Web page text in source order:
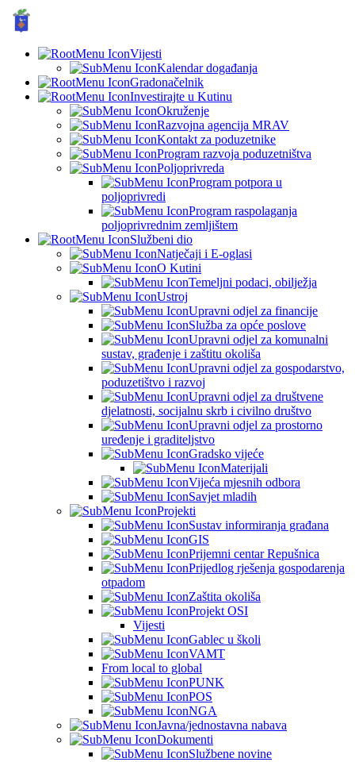
Vijesti
Kalendar događanja
Gradonačelnik
Investirajte u Kutinu
Okruženje
Razvojna agencija MRAV
Kontakt za poduzetnike
Program razvoja poduzetništva
Poljoprivreda
Program potpora u
poljoprivredi
Program raspolaganja
poljoprivrednim zemljištem
Službeni dio
Natječaji i E-oglasi
O Kutini
Temeljni podaci, obilježja
Ustroj
Upravni odjel za financije
Služba za opće poslove
Upravni odjel za komunalni
sustav, građenje i zaštitu okoliša
Upravni odjel za gospodarstvo,
poduzetištvo i razvoj
Upravni odjel za društvene
djelatnosti, socijalnu skrb i civilno društvo
Upravni odjel za prostorno
uređenje i graditeljstvo
Gradsko vijeće
Materijali
Vijeća mjesnih odbora
Savjet mladih
Projekti
Sustav informiranja građana
GIS
Prijemni centar Repušnica
Prijedlog rješenja gospodarenja
otpadom
Zaštita okoliša
Projekt OSI
Vijesti
Gablec u školi
VAMT
From local to global
PUNK
POS
NGA
Javna/jednostavna nabava
Dokumenti
Službene novine